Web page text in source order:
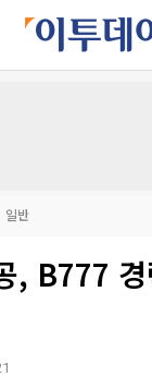
일반
, B777 경